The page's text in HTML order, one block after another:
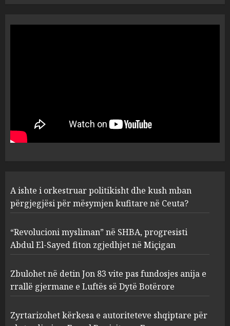
A do të ketë rrezik për Tokën?
1
për mësymjen kufitare në
Ceuta?
AUGUST 6, 2026
2
SHBA, progresisti Abdul El-
Sayed fiton zgjedhjet në
Miçigan
pas fundosjes anija e rrallë
gjermane e Luftës së Dytë
Botërore
A ishte i orkestruar politikisht dhe kush mban
përgjegjësi për mësymjen kufitare në Ceuta?
“Revolucioni mysliman” në SHBA, progresisti
Abdul El-Sayed fiton zgjedhjet në Miçigan
Zbulohet në detin Jon 83 vite pas fundosjes anija e
rrallë gjermane e Luftës së Dytë Botërore
Zyrtarizohet kërkesa e autoriteteve shqiptare për